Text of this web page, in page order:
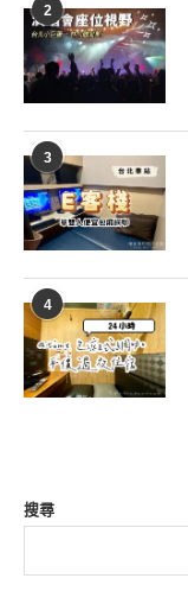
2
3
4
搜尋